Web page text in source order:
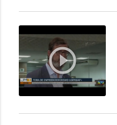
play_circle_outline